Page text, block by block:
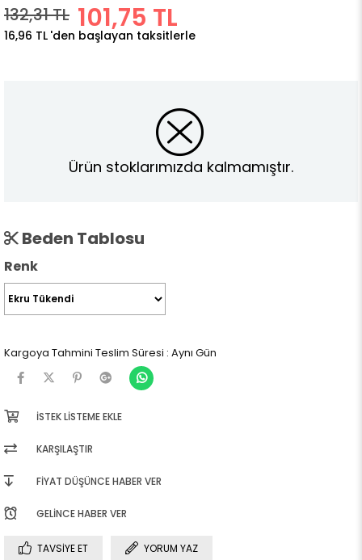
132,31 TL 101,75 TL
16,96 TL 'den başlayan taksitlerle
Ürün stoklarımızda kalmamıştır.
Beden Tablosu
Renk
Kargoya Tahmini Teslim Süresi : Aynı Gün
İSTEK LISTEME EKLE
KARŞILAŞTIR
FIYAT DÜŞÜNCE HABER VER
GELINCE HABER VER
TAVSIYE ET
YORUM YAZ